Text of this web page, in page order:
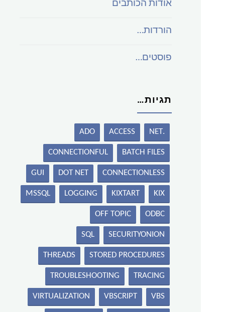
אודות הכותבים
הורדות…
פוסטים…
תגיות…
.NET
ACCESS
ADO
BATCH FILES
CONNECTIONFUL
CONNECTIONLESS
DOT NET
GUI
KIX
KIXTART
LOGGING
MSSQL
ODBC
OFF TOPIC
SECURITYONION
SQL
STORED PROCEDURES
THREADS
TRACING
TROUBLESHOOTING
VBS
VBSCRIPT
VIRTUALIZATION